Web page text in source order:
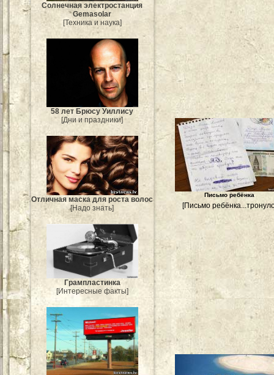
Солнечная электростанция
Gemasolar
[Техника и наука]
58 лет Брюсу Уиллису
[Дни и праздники]
Отличная маска для роста волос
[Надо знать]
Грампластинка
[Интересные факты]
Письмо ребёнка
[Письмо